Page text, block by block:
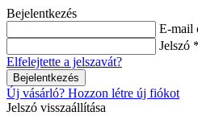
Bejelentkezés
E-mail
Jelszó *
Elfelejtette a jelszavát?
Bejelentkezés
Új vásárló? Hozzon létre új fiókot
Jelszó visszaállítása